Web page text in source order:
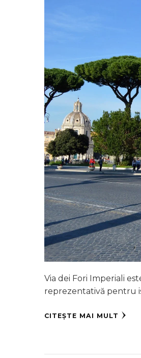
Via dei Fori Imperiali
reprezentativă pentru
CITEȘTE MAI MULT